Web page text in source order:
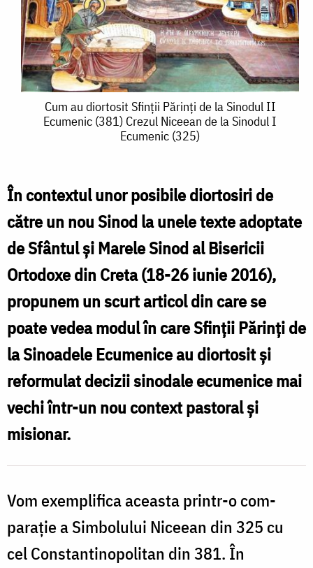
Cum
Părinți
de
la
Sinodul
II
Ecumenic
(381)
Crezul
Niceean
de
la
Sinodul
I
Ecumenic
(325)
Cum au diortosit Sfinții Părinți de la Sinodul II
Ecumenic (381) Crezul Niceean de la Sinodul I
Ecumenic (325)
În contextul unor posibile diortosiri de
către un nou Sinod la unele texte adoptate
de Sfântul și Marele Sinod al Bisericii
Ortodoxe din Creta (18-26 iunie 2016),
propunem un scurt articol din care se
poate vedea modul în care Sfinții Părinți de
la Sinoadele Ecumenice au diortosit și
reformulat decizii sinodale ecumenice mai
vechi într-un nou context pastoral și
misionar.
Vom exemplifica aceas­­ta printr-o com­
parație a Simbolului Niceean din 325 cu
cel Constantinopolitan din 381. În